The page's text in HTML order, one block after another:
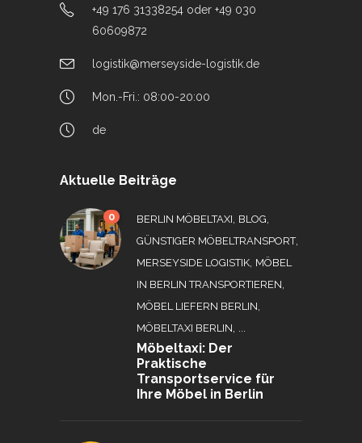
+49 176 31338254 oder +49 030
60609872
logistik@merseyside-logistik.de
Mon.-Fri.: 08:00-20:00
de
Aktuelle Beiträge
0 BERLIN MÖBELTAXI, BLOG,
GÜNSTIGER MÖBELTRANSPORT,
MERSEYSIDE LOGISTIK, MÖBEL
IN BERLIN TRANSPORTIEREN,
MÖBEL LIEFERN BERLIN,
MÖBELTAXI BERLIN, ...
Möbeltaxi: Der
Praktische
Transportservice für
Ihre Möbel in Berlin